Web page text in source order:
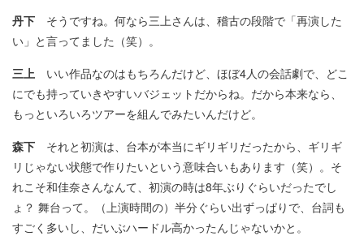
丹下 そうですね。何なら三上さんは、稽古の段階で「再演した
い」と言ってました（笑）。
三上 いい作品なのはもちろんだけど、ほぼ4人の会話劇で、どこ
にでも持っていきやすいバジェットだからね。だから本来なら、
もっといろいろツアーを組んでみたいんだけど。
森下 それと初演は、台本が本当にギリギリだったから、ギリギ
リじゃない状態で作りたいという意味合いもあります（笑）。そ
れこそ和佳奈さんなんて、初演の時は8年ぶりぐらいだったでし
ょ？ 舞台って。（上演時間の）半分ぐらい出ずっぱりで、台詞も
すごく多いし、だいぶハードル高かったんじゃないかと。